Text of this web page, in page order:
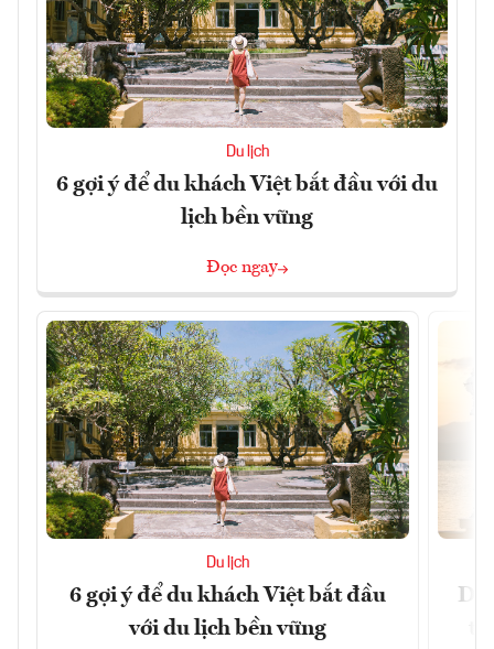
Du lịch
6 gợi ý để du khách Việt bắt đầu với du
lịch bền vững
Đọc ngay
Du lịch
6 gợi ý để du khách Việt bắt đầu
với du lịch bền vững
Du